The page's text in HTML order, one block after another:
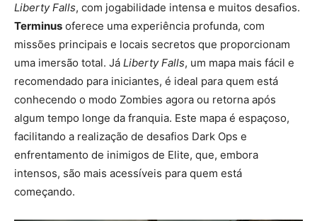
Liberty Falls, com jogabilidade intensa e muitos desafios.
Terminus oferece uma experiência profunda, com
missões principais e locais secretos que proporcionam
uma imersão total. Já Liberty Falls, um mapa mais fácil e
recomendado para iniciantes, é ideal para quem está
conhecendo o modo Zombies agora ou retorna após
algum tempo longe da franquia. Este mapa é espaçoso,
facilitando a realização de desafios Dark Ops e
enfrentamento de inimigos de Elite, que, embora
intensos, são mais acessíveis para quem está
começando.